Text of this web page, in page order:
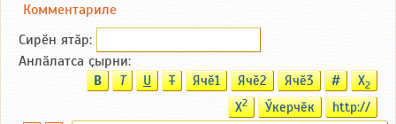
Комментариле
Сирӗн ятӑp:
Анлӑлатса ҫырни:
B T U T Ячӗ1 Ячӗ2 Ячӗ3 # X2
X2 Ӳкерчӗк http://